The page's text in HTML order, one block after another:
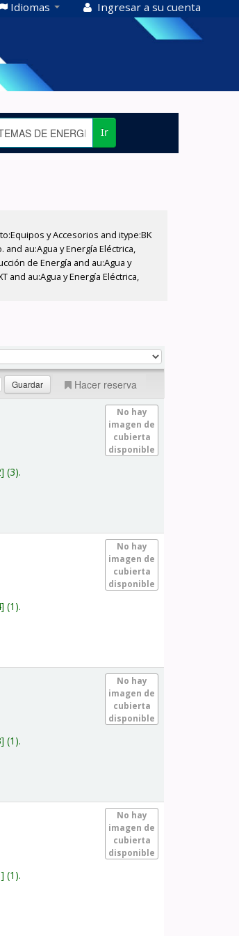
Idiomas Ingresar a su cuenta
Ir
y Accesorios and itype:BK
au:Agua y Energía Eléctrica,
de Energía and au:Agua y
and au:Agua y Energía Eléctrica,
Hacer reserva
No hay
imagen de
cubierta
disponible
(3).
No hay
imagen de
cubierta
disponible
(1).
No hay
imagen de
cubierta
disponible
(1).
No hay
imagen de
cubierta
disponible
(1).